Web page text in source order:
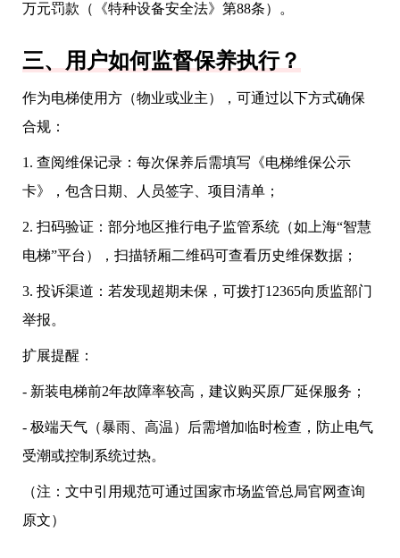
万元罚款（《特种设备安全法》第88条）。
三、用户如何监督保养执行？
作为电梯使用方（物业或业主），可通过以下方式确保
合规：
1. 查阅维保记录：每次保养后需填写《电梯维保公示
卡》，包含日期、人员签字、项目清单；
2. 扫码验证：部分地区推行电子监管系统（如上海“智慧
电梯”平台），扫描轿厢二维码可查看历史维保数据；
3. 投诉渠道：若发现超期未保，可拨打12365向质监部门
举报。
扩展提醒：
- 新装电梯前2年故障率较高，建议购买原厂延保服务；
- 极端天气（暴雨、高温）后需增加临时检查，防止电气
受潮或控制系统过热。
（注：文中引用规范可通过国家市场监管总局官网查询
原文）